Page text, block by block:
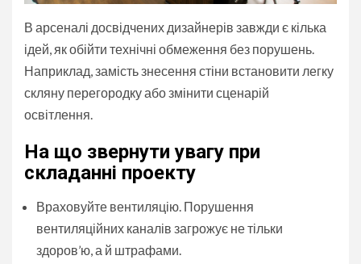
В арсеналі досвідчених дизайнерів завжди є кілька
ідей, як обійти технічні обмеження без порушень.
Наприклад, замість знесення стіни встановити легку
скляну перегородку або змінити сценарій
освітлення.
На що звернути увагу при
складанні проекту
Враховуйте вентиляцію. Порушення
вентиляційних каналів загрожує не тільки
здоров’ю, а й штрафами.